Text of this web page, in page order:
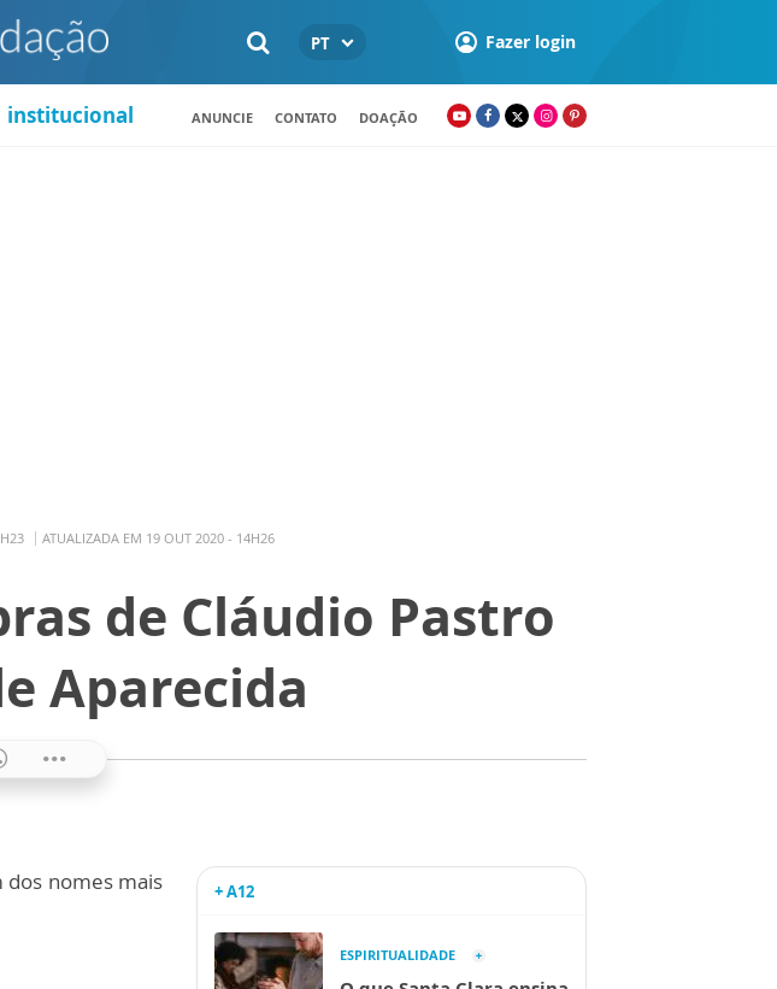
PT Fazer login
institucional ANUNCIE CONTATO DOAÇÃO
ATUALIZADA EM 19 OUT 2020 - 14H26
de Cláudio Pastro
Aparecida
dos nomes mais
+ A12
ESPIRITUALIDADE